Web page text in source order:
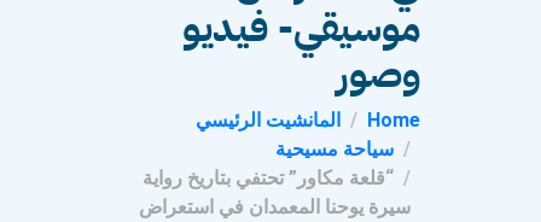
موسيقي- فيديو
وصور
Home
المانشيت الرئيسي
سياحة مسيحية
“قلعة مكاور” تحتفي بتاريخ رواية
سيرة يوحنا المعمدان في استعراض